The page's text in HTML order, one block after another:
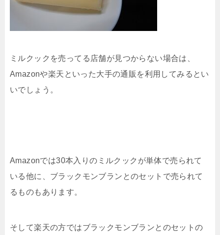
ミルクックを売ってる店舗が見つからない場合は、
Amazonや楽天といった大手の通販を利用してみるとい
いでしょう。
Amazonでは30本入りのミルクックが単体で売られて
いる他に、ブラックモンブランとのセットで売られて
るものもあります。
そして楽天の方ではブラックモンブランとのセットの